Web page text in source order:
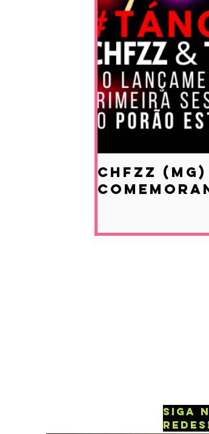
CHFZZ
siga